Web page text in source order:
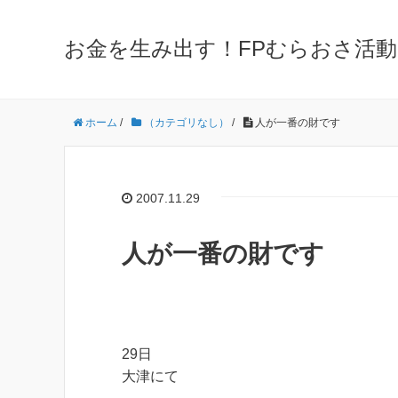
お金を生み出す！FPむらおさ活
ホーム / （カテゴリなし） / 人が一番の財です
2007.11.29
人が一番の財です
29日
大津にて